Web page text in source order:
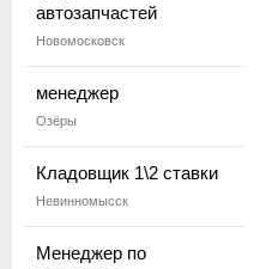
автозапчастей
Новомосковск
менеджер
Озёры
Кладовщик 1\2 ставки
Невинномысск
Менеджер по